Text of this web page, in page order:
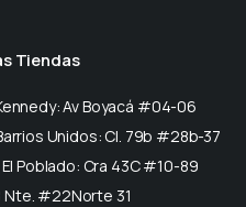
Tiendas
Av Boyacá #04-06
Unidos: Cl. 79b #28b-37
Poblado: Cra 43C #10-89
Nte. #22Norte 31